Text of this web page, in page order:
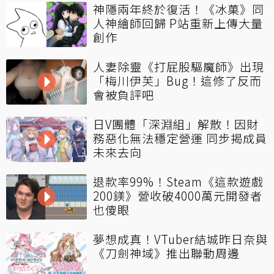
神隱兩年終於復活！《冰菓》同
人神繪師回歸 P站重新上傳大量
創作
人妻除靈《打屁股驅魔師》出現
「梅川伊芙」Bug！這修了反而
會被負評吧
日V團體「深淵組」解散！因財
務惡化無法穩定營運 同步揭成員
未來去向
退款率99%！Steam《這款遊戲
200鎂》營收破4000萬元開發者
也傻眼
夢想成真！VTuber結城昨日奈與
《刀劍神域》推出聯動周邊